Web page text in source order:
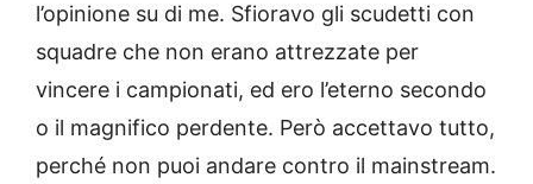
l’opinione su di me. Sfioravo gli scudetti con
squadre che non erano attrezzate per
vincere i campionati, ed ero l’eterno secondo
o il magnifico perdente. Però accettavo tutto,
perché non puoi andare contro il mainstream.